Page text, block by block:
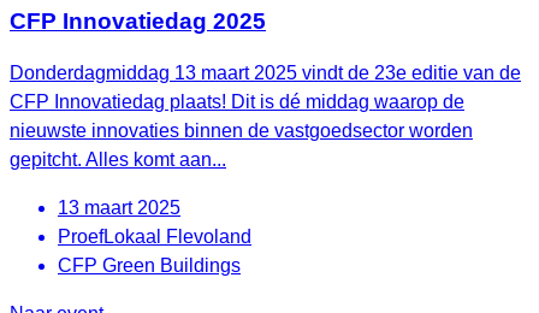
CFP Innovatiedag 2025
Donderdagmiddag 13 maart 2025 vindt de 23e editie van de
CFP Innovatiedag plaats! Dit is dé middag waarop de
nieuwste innovaties binnen de vastgoedsector worden
gepitcht. Alles komt aan...
13 maart 2025
ProefLokaal Flevoland
CFP Green Buildings